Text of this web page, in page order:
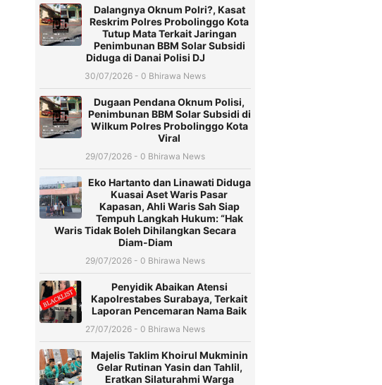
Dalangnya Oknum Polri?, Kasat
Reskrim Polres Probolinggo Kota
Tutup Mata Terkait Jaringan
Penimbunan BBM Solar Subsidi
Diduga di Danai Polisi DJ
30/07/2026 - 0 Bhirawa News
Dugaan Pendana Oknum Polisi,
Penimbunan BBM Solar Subsidi di
Wilkum Polres Probolinggo Kota
Viral
29/07/2026 - 0 Bhirawa News
Eko Hartanto dan Linawati Diduga
Kuasai Aset Waris Pasar
Kapasan, Ahli Waris Sah Siap
Tempuh Langkah Hukum: “Hak
Waris Tidak Boleh Dihilangkan Secara
Diam-Diam
29/07/2026 - 0 Bhirawa News
Penyidik Abaikan Atensi
Kapolrestabes Surabaya, Terkait
Laporan Pencemaran Nama Baik
27/07/2026 - 0 Bhirawa News
Majelis Taklim Khoirul Mukminin
Gelar Rutinan Yasin dan Tahlil,
Eratkan Silaturahmi Warga